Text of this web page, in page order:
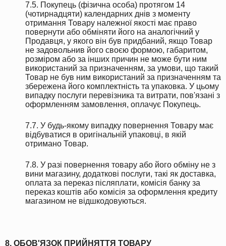
7.5. Покупець (фізична особа) протягом 14
(чотирнадцяти) календарних днів з моменту
отримання Товару належної якості має право
повернути або обміняти його на аналогічний у
Продавця, у якого він був придбаний, якщо Товар
не задовольнив його своєю формою, габаритом,
розміром або за інших причин не може бути ним
використаний за призначенням, за умови, що такий
Товар не був ним використаний за призначенням та
збережена його комплектність та упаковка. У цьому
випадку послуги перевізника та витрати, пов'язані з
оформленням замовлення, оплачує Покупець.
7.7. У будь-якому випадку повернення Товару має
відбуватися в оригінальній упаковці, в якій
отримано Товар.
7.8. У разі повернення товару або його обміну не з
вини магазину, додаткові послуги, такі як доставка,
оплата за переказ післяплати, комісія банку за
переказ коштів або комісія за оформлення кредиту
магазином не відшкодовуються.
8. ОБОВ'ЯЗОК ПРИЙНЯТТЯ ТОВАРУ